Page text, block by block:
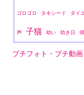
ゴロゴロ タキシード ダイ
声 子猫 幼い 幼き日
ブチフォト・ブチ動画